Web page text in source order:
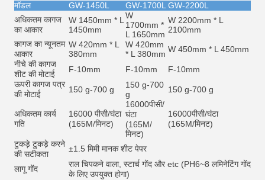
मॉडल GW-1450L GW-1700L GW-2200L
अधिकतम कागज
का आकार
W 1450mm * L
1450mm
W
1700mm *
L 1650mm
W 2200mm * L
2100mm
कागज का न्यूनतम
आकार
W 420mm * L
380mm
W 420mm
* L 380mm W 450mm * L 450mm
नीचे की कागज
शीट की मोटाई
F-10mm F-10mm
F-10mm
ऊपरी कागज पत्र
की मोटाई
150 g-700 g
150 g-700
g
150 g-700 g
अधिकतम कार्य
गति
16000 पीसी/घंटा
(165M/मिनट)
16000पीसी/
घंटा
(165M/
मिनट)
16000पीसी/घंटा
(165M/मिनट)
टुकड़े टुकड़े करने
की सटीकता
±1.5 मिमी मानक शीट पेपर
लागू गोंद राल चिपकने वाला, स्टार्च गोंद और etc (PH6~8 लमिनेटिंग गोंद
के लिए उपयुक्त होगा)